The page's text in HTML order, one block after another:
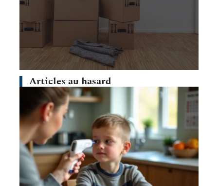
Articles au hasard